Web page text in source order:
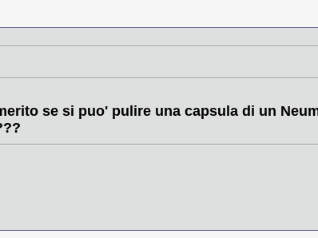
se si puo' pulire una capsula di un